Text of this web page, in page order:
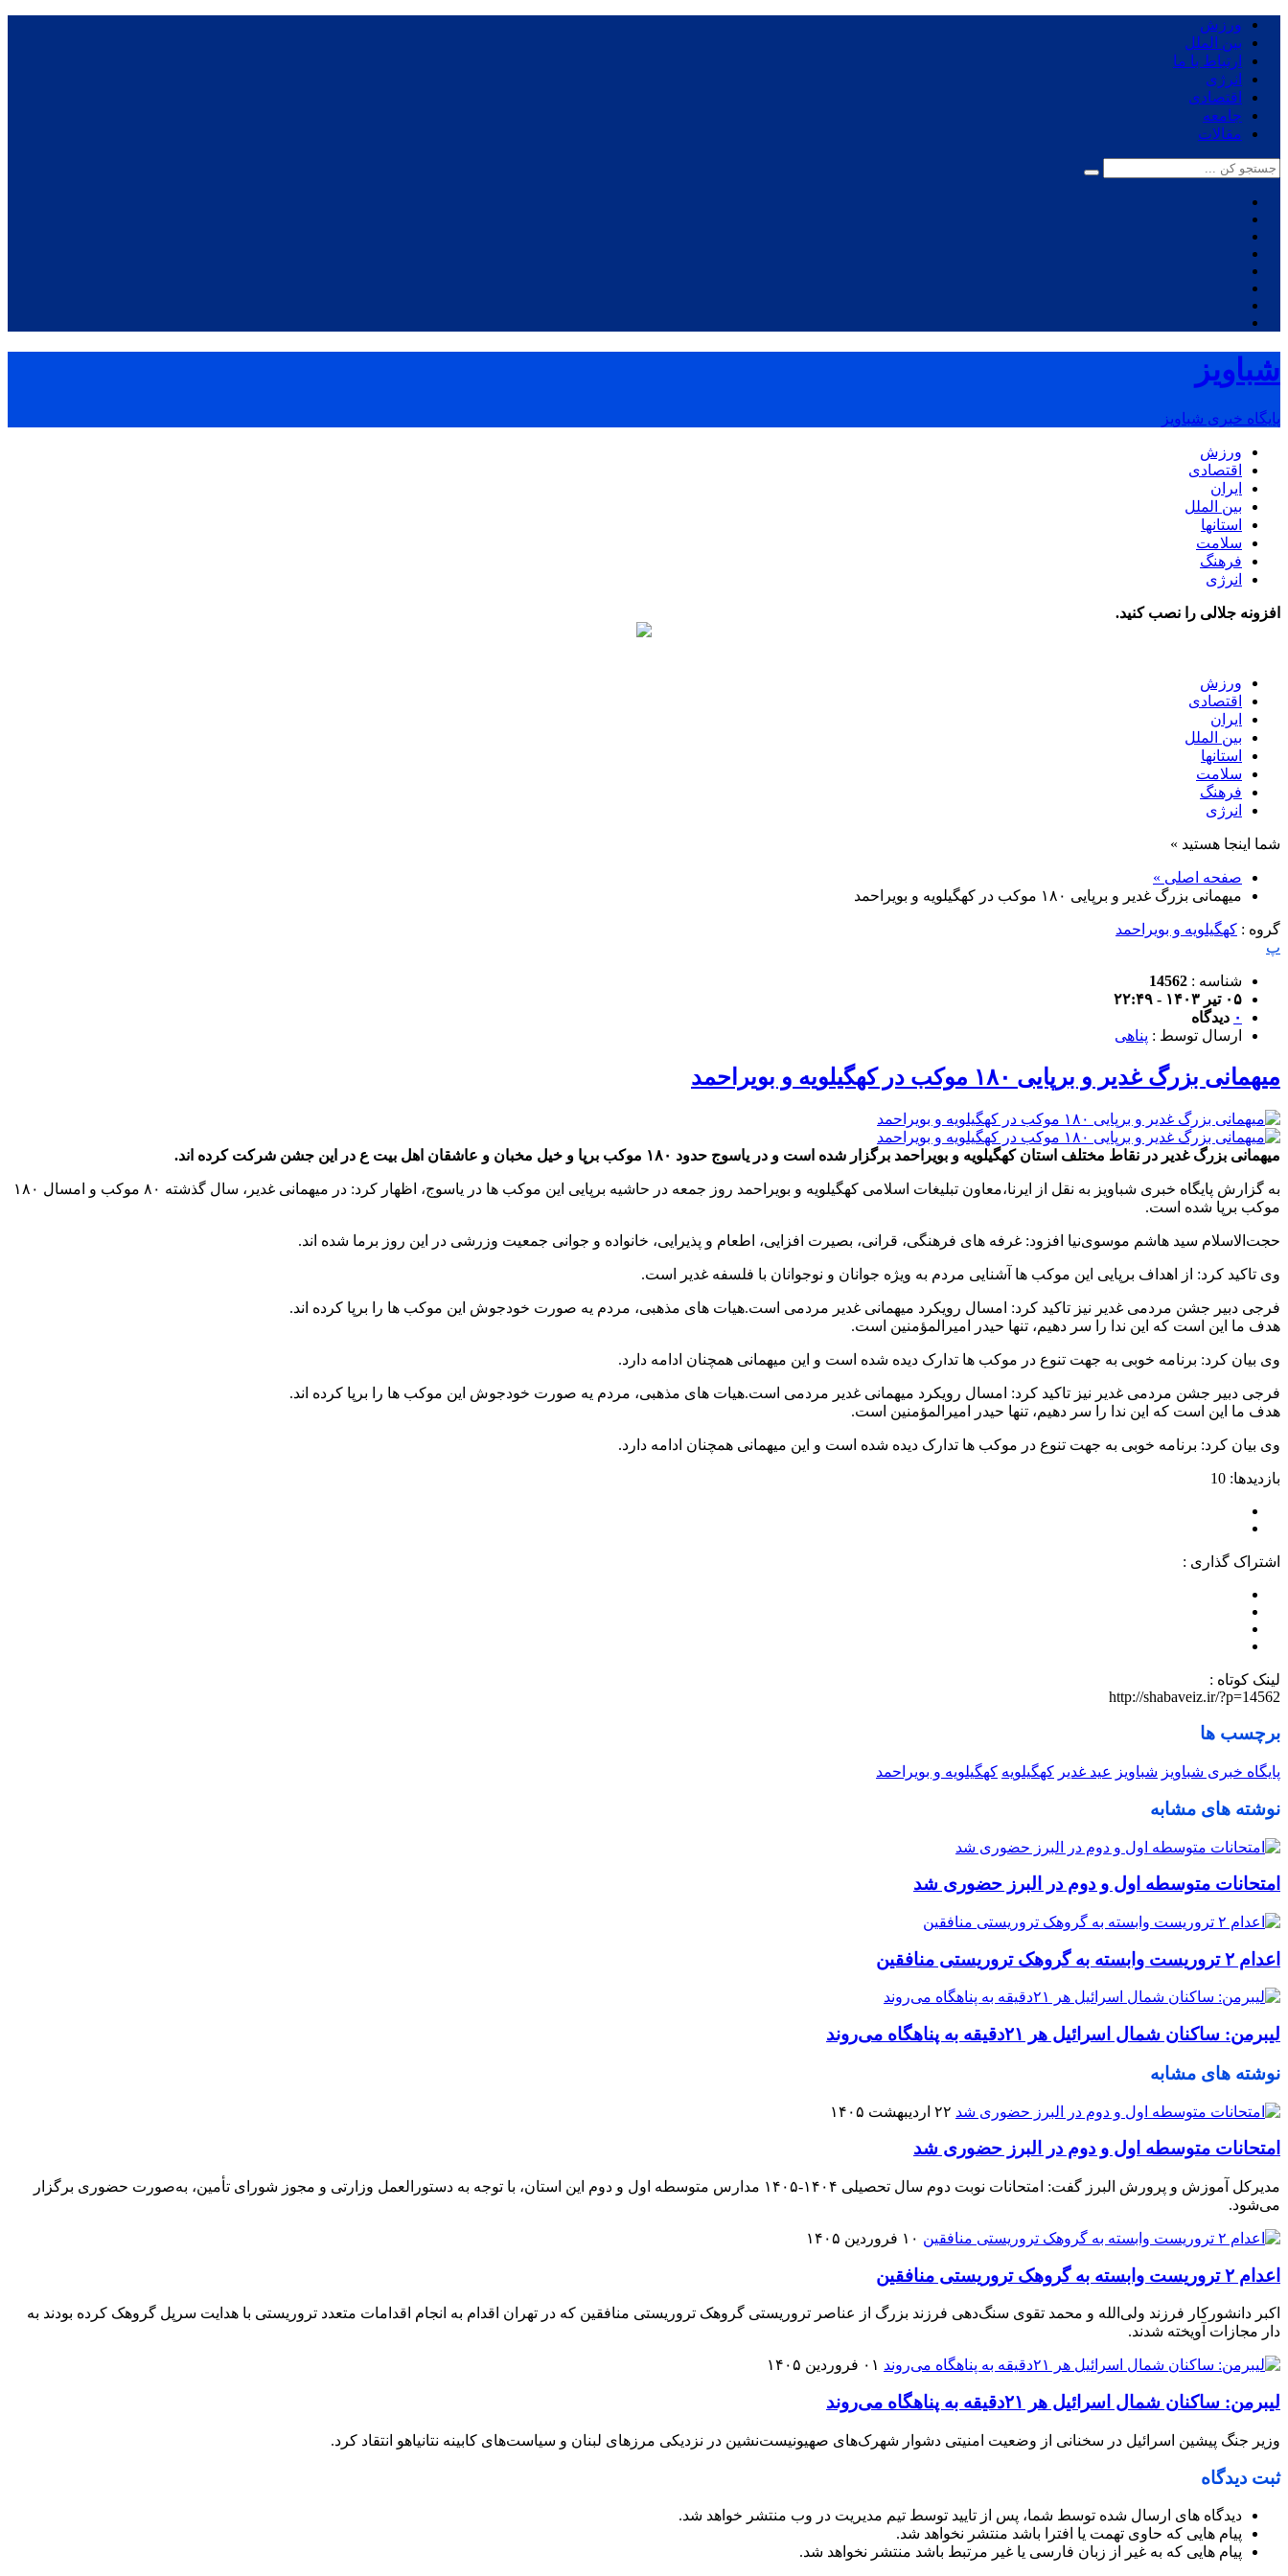
ورزش
بین الملل
ارتباط با ما
انرژی
اقتصادی
جامعه
مقالات
شباویز
پایگاه خبری شباویز
ورزش
اقتصادی
ایران
بین الملل
استانها
سلامت
فرهنگ
انرژی
افزونه جلالی را نصب کنید.
ورزش
اقتصادی
ایران
بین الملل
استانها
سلامت
فرهنگ
انرژی
شما اینجا هستید »
صفحه اصلی »
میهمانی بزرگ غدیر و برپایی ۱۸۰ موکب در کهگیلویه و بویراحمد
گروه : کهگیلویه و بویراحمد
پ
شناسه : 14562
۰۵ تیر ۱۴۰۳ - ۲۲:۴۹
۰ دیدگاه
ارسال توسط : پناهی
میهمانی بزرگ غدیر و برپایی ۱۸۰ موکب در کهگیلویه و بویراحمد
میهمانی بزرگ غدیر در نقاط مختلف استان کهگیلویه و بویراحمد برگزار شده است و در یاسوج حدود ۱۸۰ موکب برپا و خیل مخبان و عاشقان اهل بیت ع در این جشن شرکت کرده اند.
به گزارش پایگاه خبری شباویز به نقل از ایرنا،معاون تبلیغات اسلامی کهگیلویه و بویراحمد روز جمعه در حاشیه برپایی این موکب ها در یاسوج، اظهار کرد: در میهمانی غدیر، سال گذشته ۸۰ موکب و امسال ۱۸۰
موکب برپا شده است.
حجت‌الاسلام سید هاشم موسوی‌نیا افزود: غرفه های فرهنگی، قرانی، بصیرت افزایی، اطعام و پذیرایی، خانواده و جوانی جمعیت وزرشی در این روز برما شده اند.
وی تاکید کرد: از اهداف برپایی این موکب ها آشنایی مردم به ویژه جوانان و نوجوانان با فلسفه غدیر است.
فرجی دبیر جشن مردمی غدیر نیز تاکید کرد: امسال رویکرد میهمانی غدیر مردمی است.هیات های مذهبی، مردم یه صورت خودجوش این موکب ها را برپا کرده اند.
هدف ما این است که این ندا را سر دهیم، تنها حیدر امیرالمؤمنین است‌.
وی بیان کرد: برنامه خوبی به جهت تنوع در موکب ها تدارک دیده شده است و این میهمانی همچنان ادامه دارد.
فرجی دبیر جشن مردمی غدیر نیز تاکید کرد: امسال رویکرد میهمانی غدیر مردمی است.هیات های مذهبی، مردم یه صورت خودجوش این موکب ها را برپا کرده اند.
هدف ما این است که این ندا را سر دهیم، تنها حیدر امیرالمؤمنین است‌.
وی بیان کرد: برنامه خوبی به جهت تنوع در موکب ها تدارک دیده شده است و این میهمانی همچنان ادامه دارد.
بازدیدها: 10
اشتراک گذاری :
لینک کوتاه :
http://shabaveiz.ir/?p=14562
برچسب ها
پایگاه خبری شباویز شباویز عید غدیر کهگیلویه کهگیلویه و بویراحمد
نوشته های مشابه
امتحانات متوسطه اول و دوم در البرز حضوری شد
اعدام ۲ تروریست وابسته به گروهک تروریستی منافقین
لیبرمن: ساکنان شمال اسرائیل هر ۲۱دقیقه به پناهگاه می‌روند
نوشته های مشابه
۲۲ اردیبهشت ۱۴۰۵
امتحانات متوسطه اول و دوم در البرز حضوری شد
مدیرکل آموزش و پرورش البرز گفت: امتحانات نوبت دوم سال تحصیلی ۱۴۰۴-۱۴۰۵ مدارس متوسطه اول و دوم این استان، با توجه به دستورالعمل وزارتی و مجوز شورای تأمین، به‌صورت حضوری برگزار
می‌شود.
۱۰ فروردین ۱۴۰۵
اعدام ۲ تروریست وابسته به گروهک تروریستی منافقین
اکبر دانشورکار فرزند ولی‌الله و محمد تقوی سنگ‌دهی فرزند بزرگ از عناصر تروریستی گروهک تروریستی منافقین که در تهران اقدام به انجام اقدامات متعدد تروریستی با هدایت سرپل گروهک کرده بودند به
دار مجازات آویخته شدند.
۰۱ فروردین ۱۴۰۵
لیبرمن: ساکنان شمال اسرائیل هر ۲۱دقیقه به پناهگاه می‌روند
وزیر جنگ پیشین اسرائیل در سخنانی از وضعیت امنیتی دشوار شهرک‌های صهیونیست‌نشین در نزدیکی مرزهای لبنان و سیاست‌های کابینه نتانیاهو انتقاد کرد.
ثبت دیدگاه
دیدگاه های ارسال شده توسط شما، پس از تایید توسط تیم مدیریت در وب منتشر خواهد شد.
پیام هایی که حاوی تهمت یا افترا باشد منتشر نخواهد شد.
پیام هایی که به غیر از زبان فارسی یا غیر مرتبط باشد منتشر نخواهد شد.